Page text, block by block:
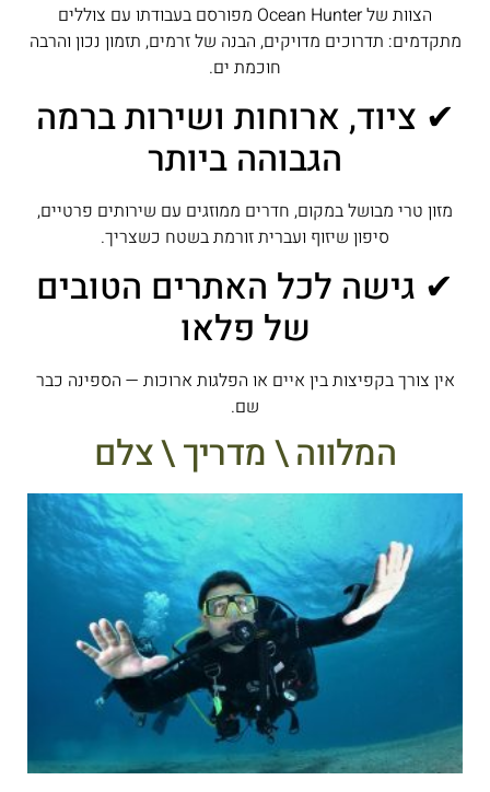
הצוות של Ocean Hunter מפורסם בעבודתו עם צוללים
מתקדמים: תדרוכים מדויקים, הבנה של זרמים, תזמון נכון והרבה
חוכמת ים.
✔ ציוד, ארוחות ושירות ברמה
הגבוהה ביותר
מזון טרי מבושל במקום, חדרים ממוזגים עם שירותים פרטיים,
סיפון שיזוף ועברית זורמת בשטח כשצריך.
✔ גישה לכל האתרים הטובים
של פלאו
אין צורך בקפיצות בין איים או הפלגות ארוכות — הספינה כבר
שם.
המלווה \ מדריך \ צלם